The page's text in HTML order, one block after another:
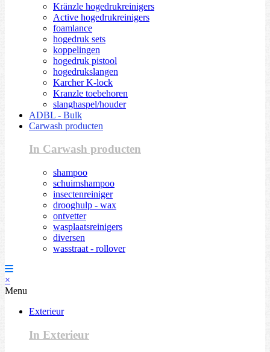
Kränzle hogedrukreinigers
Active hogedrukreinigers
foamlance
hogedruk sets
koppelingen
hogedruk pistool
hogedrukslangen
Karcher K-lock
Kranzle toebehoren
slanghaspel/houder
ADBL - Bulk
Carwash producten
In Carwash producten
shampoo
schuimshampoo
insectenreiniger
drooghulp - wax
ontvetter
wasplaatsreinigers
diversen
wasstraat - rollover
×
Menu
Exterieur
In Exterieur